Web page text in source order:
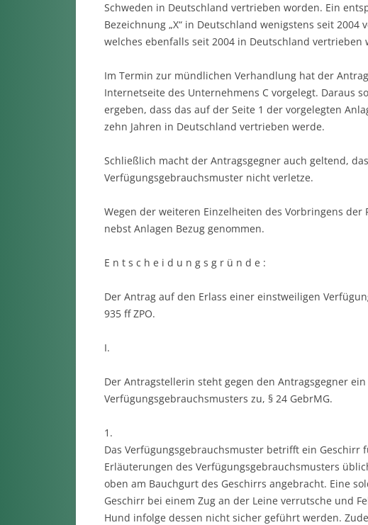
Schweden in Deutschland vertrieben worden. Ein
Bezeichnung „X“ in Deutschland wenigstens seit 2004
welches ebenfalls seit 2004 in Deutschland vertrieben
Im Termin zur mündlichen Verhandlung hat der
Internetseite des Unternehmens C vorgelegt. Daraus
ergeben, dass das auf der Seite 1 der vorgelegten
zehn Jahren in Deutschland vertrieben werde.
Schließlich macht der Antragsgegner auch geltend,
Verfügungsgebrauchsmuster nicht verletze.
Wegen der weiteren Einzelheiten des Vorbringens
nebst Anlagen Bezug genommen.
E n t s c h e i d u n g s g r ü n d e :
Der Antrag auf den Erlass einer einstweiligen
935 ff ZPO.
I.
Der Antragstellerin steht gegen den Antragsgegner
Verfügungsgebrauchsmusters zu, § 24 GebrMG.
1.
Das Verfügungsgebrauchsmuster betrifft ein
Erläuterungen des Verfügungsgebrauchsmusters
oben am Bauchgurt des Geschirrs angebracht. Eine
Geschirr bei einem Zug an der Leine verrutsche und
Hund infolge dessen nicht sicher geführt werden.